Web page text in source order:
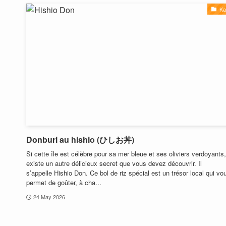
Donburi au hishio (ひしお丼)
Si cette île est célèbre pour sa mer bleue et ses oliviers
existe un autre délicieux secret que vous devez découvrir. Il
s’appelle Hishio Don. Ce bol de riz spécial est un trésor local qui
permet de goûter, à cha...
24 May 2026